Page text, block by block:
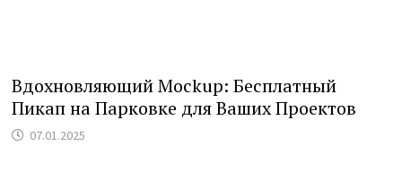
Вдохновляющий Mockup: Бесплатный
Пикап на Парковке для Ваших Проектов
07.01.2025